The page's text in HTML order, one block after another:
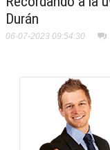
Durán
06-07-2023 09:54:30